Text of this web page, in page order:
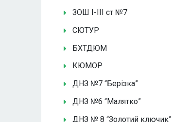
ЗОШ І-ІІІ ст №7
СЮТУР
БХТДЮМ
КЮМОР
ДНЗ №7 “Берізка”
ДНЗ №6 “Малятко”
ДНЗ № 8 “Золотий ключик”